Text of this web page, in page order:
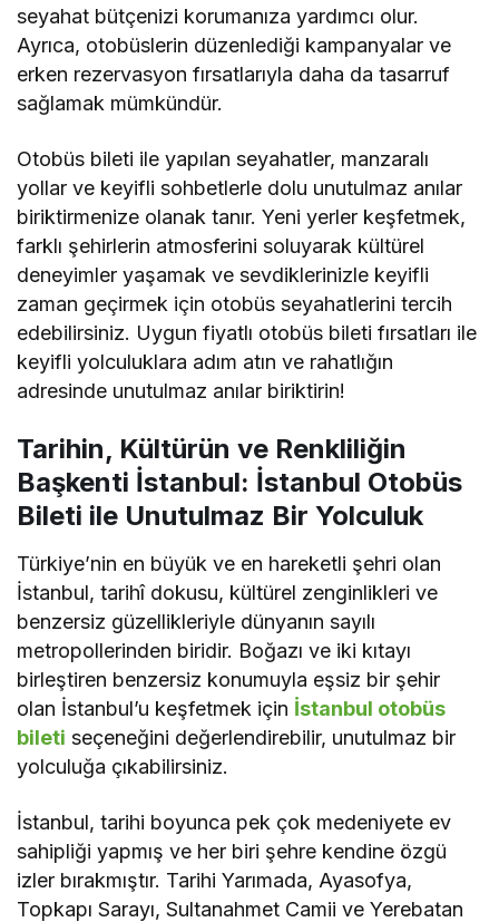
seyahat bütçenizi korumanıza yardımcı olur.
Ayrıca, otobüslerin düzenlediği kampanyalar ve
erken rezervasyon fırsatlarıyla daha da tasarruf
sağlamak mümkündür.
Otobüs bileti ile yapılan seyahatler, manzaralı
yollar ve keyifli sohbetlerle dolu unutulmaz anılar
biriktirmenize olanak tanır. Yeni yerler keşfetmek,
farklı şehirlerin atmosferini soluyarak kültürel
deneyimler yaşamak ve sevdiklerinizle keyifli
zaman geçirmek için otobüs seyahatlerini tercih
edebilirsiniz. Uygun fiyatlı otobüs bileti fırsatları ile
keyifli yolculuklara adım atın ve rahatlığın
adresinde unutulmaz anılar biriktirin!
Tarihin, Kültürün ve Renkliliğin
Başkenti İstanbul: İstanbul Otobüs
Bileti ile Unutulmaz Bir Yolculuk
Türkiye’nin en büyük ve en hareketli şehri olan
İstanbul, tarihî dokusu, kültürel zenginlikleri ve
benzersiz güzellikleriyle dünyanın sayılı
metropollerinden biridir. Boğazı ve iki kıtayı
birleştiren benzersiz konumuyla eşsiz bir şehir
olan İstanbul’u keşfetmek için İstanbul otobüs
bileti seçeneğini değerlendirebilir, unutulmaz bir
yolculuğa çıkabilirsiniz.
İstanbul, tarihi boyunca pek çok medeniyete ev
sahipliği yapmış ve her biri şehre kendine özgü
izler bırakmıştır. Tarihi Yarımada, Ayasofya,
Topkapı Sarayı, Sultanahmet Camii ve Yerebatan